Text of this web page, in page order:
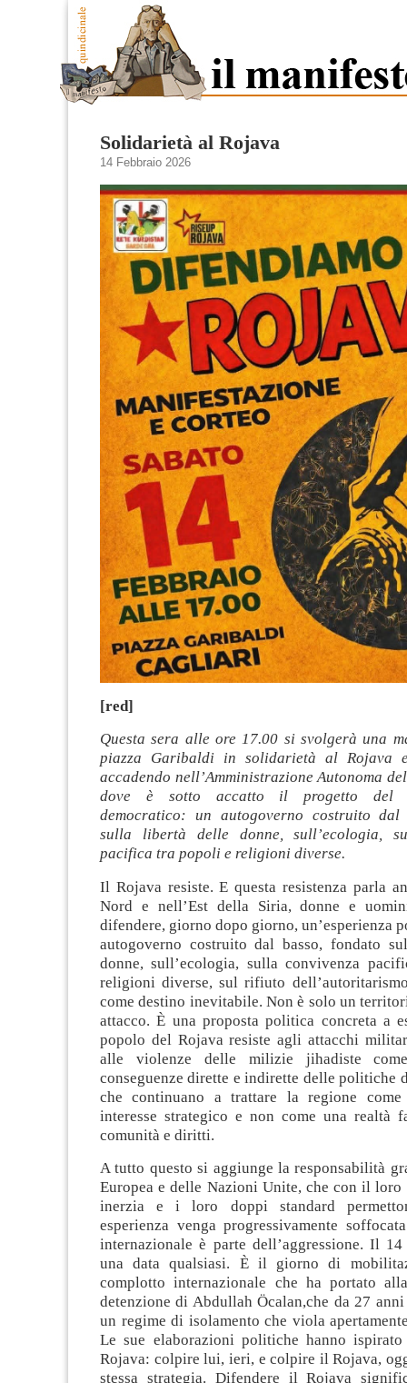
Solidarietà al Rojava
14 Febbraio 2026
[red]
Questa sera alle ore 17.00 si svolgerà una
piazza Garibaldi in solidarietà al Rojava
accadendo nell’Amministrazione Autonoma
dove è sotto accatto il progetto del
democratico: un autogoverno costruito dal
sulla libertà delle donne, sull’ecologia,
pacifica tra popoli e religioni diverse.
Il Rojava resiste. E questa resistenza parla
Nord e nell’Est della Siria, donne e
difendere, giorno dopo giorno, un’esperienza
autogoverno costruito dal basso, fondato
donne, sull’ecologia, sulla convivenza
religioni diverse, sul rifiuto
come destino inevitabile. Non è solo un
attacco. È una proposta politica concreta a
popolo del Rojava resiste agli attacchi
alle violenze delle milizie jihadiste
conseguenze dirette e indirette delle politiche
che continuano a trattare la regione
interesse strategico e non come una realtà
comunità e diritti.
A tutto questo si aggiunge la responsabilità
Europea e delle Nazioni Unite, che con il
inerzia e i loro doppi standard
esperienza venga progressivamente
internazionale è parte dell’aggressione. Il
una data qualsiasi. È il giorno di
complotto internazionale che ha portato
detenzione di Abdullah Öcalan,che da 27
un regime di isolamento che viola
Le sue elaborazioni politiche hanno
Rojava: colpire lui, ieri, e colpire il Rojava,
stessa strategia. Difendere il Rojava